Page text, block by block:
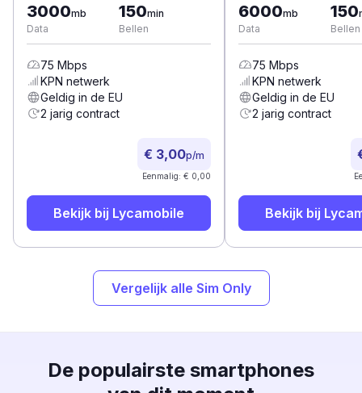
3000mb
Data
150min
Bellen
75 Mbps
KPN netwerk
Geldig in de EU
2 jarig contract
€ 3,00p/m
Eenmalig: € 0,00
Bekijk bij Lycamobile
6000mb
Data
150
Bellen
75 Mbps
KPN netwerk
Geldig in de EU
2 jarig contract
Bekijk bij
Vergelijk alle Sim Only
De populairste smartphones